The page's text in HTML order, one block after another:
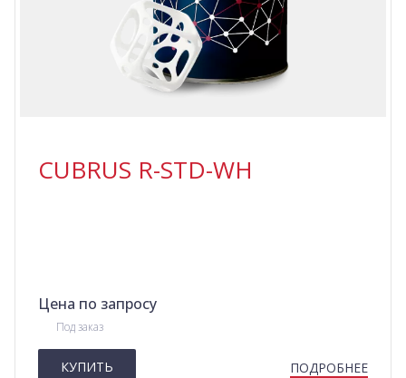
CUBRUS R-STD-WH
Цена по запросу
Под заказ
КУПИТЬ ПОДРОБНЕЕ